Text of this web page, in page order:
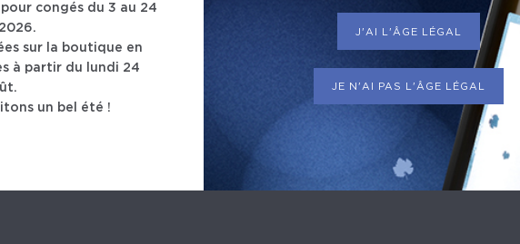
congés du 3 au 24
sur la boutique en
à partir du lundi 24
un bel été !
J'AI L'ÂGE LÉGAL
JE N'AI PAS L'ÂGE LÉGAL